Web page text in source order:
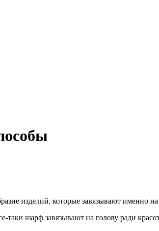
изделий, которые завязывают именно на
таки шарф завязывают на голову ради